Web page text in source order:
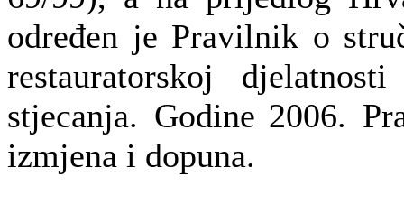
određen je Pravilnik o
restauratorskoj
stjecanja. Godine 2006.
izmjena i dopuna.